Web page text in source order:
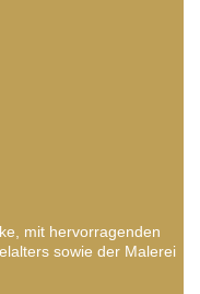
mit hervorragenden
sowie der Malerei